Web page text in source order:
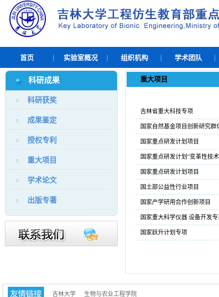
首页 实验室概况 组织机构 学术团队
科研成果
科研获奖
成果鉴定
授权专利
重大项目
学术论文
出版专著
重大项目
吉林省重大科技专项
国家自然基金项目创新研究群
国家重点研发计划项目
国家重点研发计划“变革性技
国家重点研发计划项目
国土部公益性行业项目
国家产学研用合作创新项目
国家重大科学仪器 设备开发
国家跃升计划专项
吉林大学 生物与农业工程学院